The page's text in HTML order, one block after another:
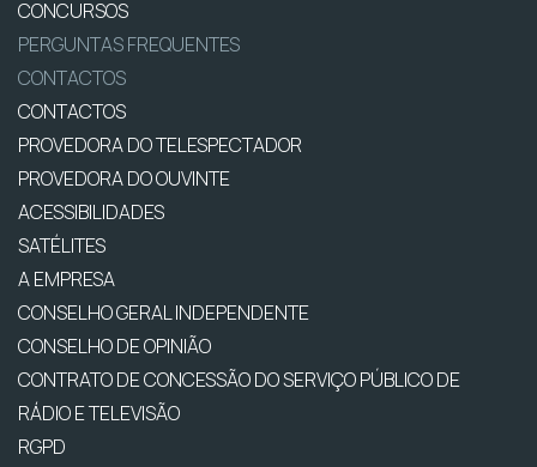
CONCURSOS
PERGUNTAS FREQUENTES
CONTACTOS
CONTACTOS
PROVEDORA DO TELESPECTADOR
PROVEDORA DO OUVINTE
ACESSIBILIDADES
SATÉLITES
A EMPRESA
CONSELHO GERAL INDEPENDENTE
CONSELHO DE OPINIÃO
CONTRATO DE CONCESSÃO DO SERVIÇO PÚBLICO DE
RÁDIO E TELEVISÃO
RGPD